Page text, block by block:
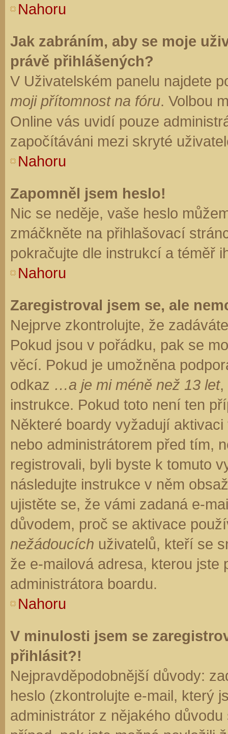
Nahoru
Jak zabráním, aby se moje
právě přihlášených?
V Uživatelském panelu najdete
moji přítomnost na fóru. Volbou
Online vás uvidí pouze
započítáváni mezi skryté
Nahoru
Zapomněl jsem heslo!
Nic se neděje, vaše heslo
zmáčkněte na přihlašovací
pokračujte dle instrukcí a téměř
Nahoru
Zaregistroval jsem se, ale
Nejprve zkontrolujte, že
Pokud jsou v pořádku, pak se
věcí. Pokud je umožněna
odkaz …a je mi méně než 13 let,
instrukce. Pokud toto není ten
Některé boardy vyžadují
nebo administrátorem před tím,
registrovali, byli byste k tomuto
následujte instrukce v něm
ujistěte se, že vámi zadaná e-
důvodem, proč se aktivace
nežádoucích uživatelů, kteří se
že e-mailová adresa, kterou jste
administrátora boardu.
Nahoru
V minulosti jsem se
přihlásit?!
Nejpravděpodobnější důvody:
heslo (zkontrolujte e-mail, který
administrátor z nějakého